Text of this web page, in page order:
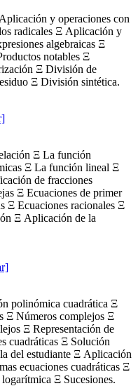
y operaciones con
radicales Ξ Aplicación y
algebraicas Ξ
notables Ξ
Ξ División de
Ξ División sintética.
Ξ La función
Ξ La función lineal Ξ
de fracciones
Ξ Ecuaciones de primer
Ξ Ecuaciones racionales Ξ
Ξ Aplicación de la
polinómica cuadrática Ξ
Ξ Números complejos Ξ
Ξ Representación de
cuadráticas Ξ Solución
del estudiante Ξ Aplicación
ecuaciones cuadráticas Ξ
Ξ Sucesiones.